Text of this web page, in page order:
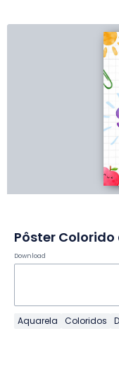
Pôster
Download
Aquarela Coloridos